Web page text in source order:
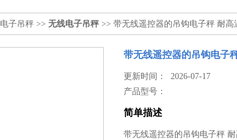
电子吊秤 >> 无线电子吊秤 >> 带无线遥控器的吊钩电子秤 耐高
带无线遥控器的吊钩电子
更新时间： 2026-07-17
产品型号：
简单描述
带无线遥控器的吊钩电子秤